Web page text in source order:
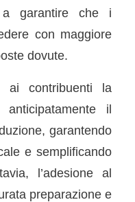
garantire che i
con maggiore
dovute.
ai contribuenti la
il
garantendo
e semplificando
l’adesione al
preparazione e